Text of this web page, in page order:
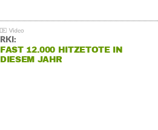
RKI:
FAST 12.000 HITZETOTE IN
DIESEM JAHR